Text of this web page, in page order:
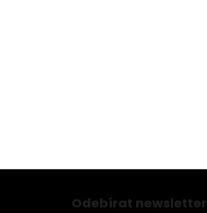
Z
Odebírat newsletter